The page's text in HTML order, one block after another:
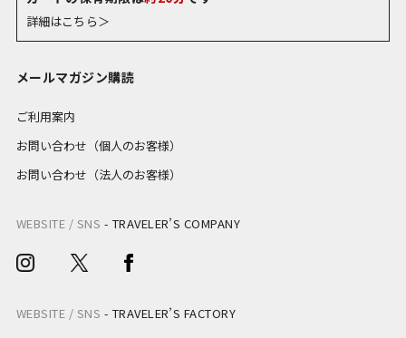
詳細はこちら＞
メールマガジン購読
ご利用案内
お問い合わせ（個人のお客様）
お問い合わせ（法人のお客様）
WEBSITE / SNS - TRAVELER’S COMPANY
WEBSITE / SNS - TRAVELER’S FACTORY